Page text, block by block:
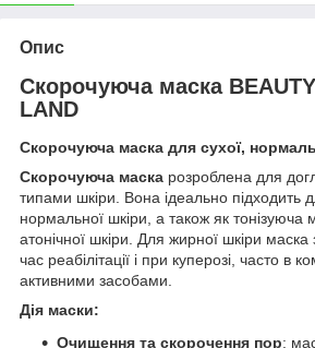
Опис
Скорочуюча маска
LAND
Скорочуюча маска для сухої,
Скорочуюча маска розроблена для
типами шкіри. Вона ідеально підходить
нормальної шкіри, а також як тонізуюча
атонічної шкіри. Для жирної шкіри маска
час реабілітації і при куперозі, часто в
активними засобами.
Дія маски:
Очищення та скорочення пор: